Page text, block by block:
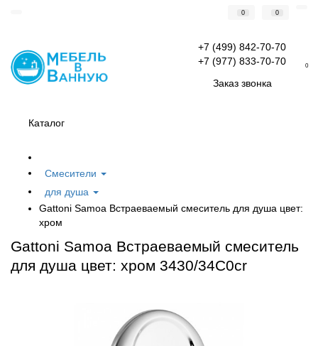
0 0
+7 (499) 842-70-70
+7 (977) 833-70-70
Заказ звонка
0
Каталог
Смесители
для душа
Gattoni Samoa Встраеваемый смеситель для душа цвет:
хром
Gattoni Samoa Встраеваемый смеситель
для душа цвет: хром 3430/34C0cr